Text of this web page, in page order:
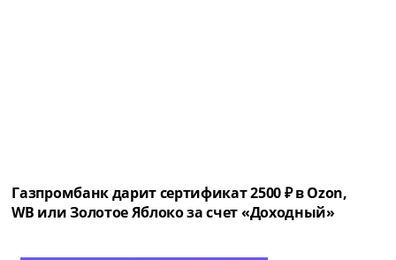
Газпромбанк дарит сертификат 2500 ₽ в Ozon,
WB или Золотое Яблоко за счет «Доходный»